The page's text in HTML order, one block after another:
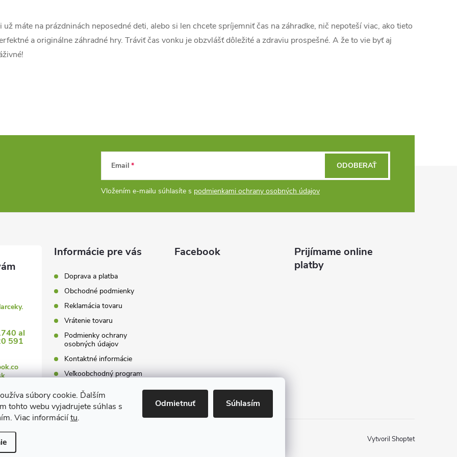
súbory cookie. Ďalším
tohto webu vyjadrujete súhlas s
Viac informáciítu.
Odmietnuť Súhlasím
n
i
e
už máte na prázdninách neposedné deti, alebo si len chcete spríjemniť čas na záhradke, nič nepoteší viac, ako tieto
a originálne záhradné hry. Tráviť čas vonku je obzvlášť dôležité a zdraviu prospešné. A že to vie byť aj
Email
Vložením e-mailu súhlasíte s podmienkami ochrany osobných údajov
ODOBERAŤ
al
591
Informácie pre vás
Doprava a platba
Obchodné podmienky
Reklamácia tovaru
Vrátenie tovaru
Podmienky ochrany
osobných údajov
Kontaktné informácie
Veľkoobchodný program
Facebook
Prijímame online
platby
Vytvoril Shoptet
cookies